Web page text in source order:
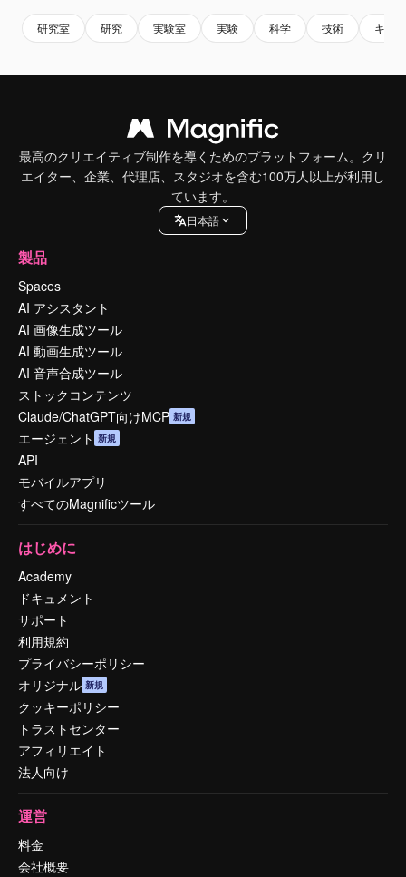
研究室 研究 実験室 実験 科学 技術 キャ
最高のクリエイティブ制作を導くためのプラットフォーム。クリ
エイター、企業、代理店、スタジオを含む100万人以上が利用し
ています。
日本語
製品
Spaces
AI アシスタント
AI 画像生成ツール
AI 動画生成ツール
AI 音声合成ツール
ストックコンテンツ
Claude/ChatGPT向けMCP 新規
エージェント 新規
API
モバイルアプリ
すべてのMagnificツール
はじめに
Academy
ドキュメント
サポート
利用規約
プライバシーポリシー
オリジナル 新規
クッキーポリシー
トラストセンター
アフィリエイト
法人向け
運営
料金
会社概要